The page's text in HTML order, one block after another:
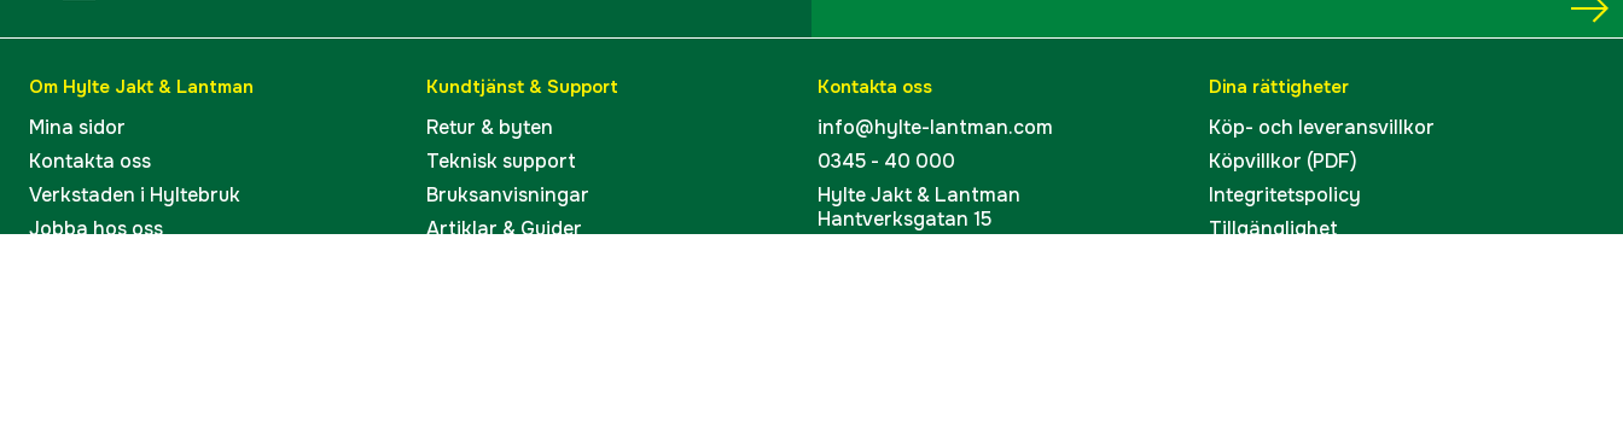
Om Hylte Jakt & Lantman
Mina sidor
Kontakta oss
Verkstaden i Hyltebruk
Jobba hos oss
Kundtjänst & Support
Retur & byten
Teknisk support
Bruksanvisningar
Artiklar & Guider
Kontakta oss
info@hylte-lantman.com
0345 - 40 000
Hylte Jakt & Lantman
Hantverksgatan 15
314 34 Hyltebruk
Dina rättigheter
Köp- och leveransvillkor
Köpvillkor (PDF)
Integritetspolicy
Tillgänglighet